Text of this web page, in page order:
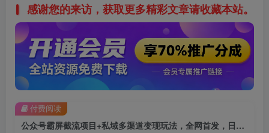
感谢您的来访，获取更多精彩文章请收藏本站。
公众号霸屏截流项目+私域多渠道变现玩法，全网首发，日入1000+【揭秘】
付费阅读